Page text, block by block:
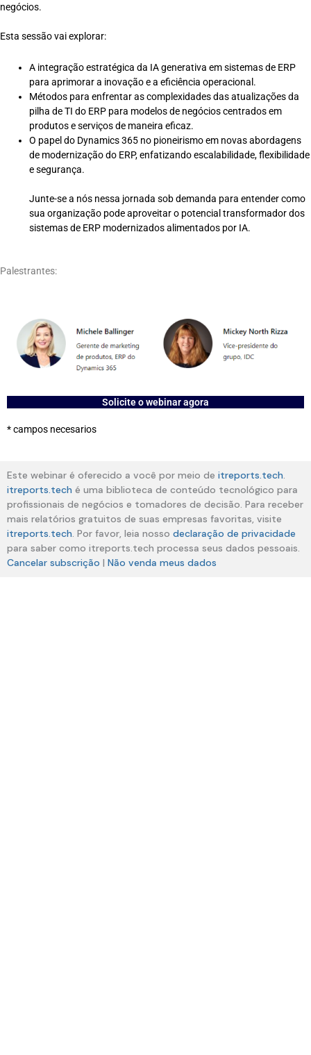
negócios.
Esta sessão vai explorar:
A integração estratégica da IA generativa em sistemas de ERP
para aprimorar a inovação e a eficiência operacional.
Métodos para enfrentar as complexidades das atualizações da
pilha de TI do ERP para modelos de negócios centrados em
produtos e serviços de maneira eficaz.
O papel do Dynamics 365 no pioneirismo em novas abordagens
de modernização do ERP, enfatizando escalabilidade, flexibilidade
e segurança.
Junte-se a nós nessa jornada sob demanda para entender como
sua organização pode aproveitar o potencial transformador dos
sistemas de ERP modernizados alimentados por IA.
Palestrantes:
Solicite o webinar agora
* campos necesarios
Este webinar é oferecido a você por meio de itreports.tech
itreports.tech é uma biblioteca de conteúdo tecnológico para
profissionais de negócios e tomadores de decisão. Para receber
mais relatórios gratuitos de suas empresas favoritas, visite
itreports.tech . Por favor, leia nosso declaração de privacidade
para saber como itreports.tech processa seus dados pessoais.
Cancelar subscrição | Não venda meus dados